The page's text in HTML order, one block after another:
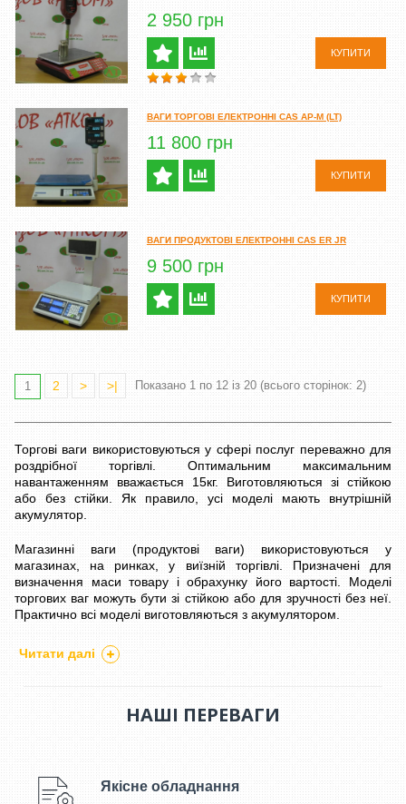
2 950 грн
КУПИТИ
ВАГИ ТОРГОВІ ЕЛЕКТРОННІ CAS AP-M (LT)
11 800 грн
КУПИТИ
ВАГИ ПРОДУКТОВІ ЕЛЕКТРОННІ CAS ER JR
9 500 грн
КУПИТИ
1 2 > >| Показано 1 по 12 із 20 (всього сторінок: 2)
Торгові ваги використовуються у сфері послуг переважно для
роздрібної торгівлі. Оптимальним максимальним
навантаженням вважається 15кг. Виготовляються зі стійкою
або без стійки. Як правило, усі моделі мають внутрішній
акумулятор.
Магазинні ваги (продуктові ваги) використовуються у
магазинах, на ринках, у виїзній торгівлі. Призначені для
визначення маси товару і обрахунку його вартості. Моделі
торгових ваг можуть бути зі стійкою або для зручності без неї.
Практично всі моделі виготовляються з акумулятором.
Електронні
торгові ваги у
Читати далі
НАШІ ПЕРЕВАГИ
Якісне обладнання